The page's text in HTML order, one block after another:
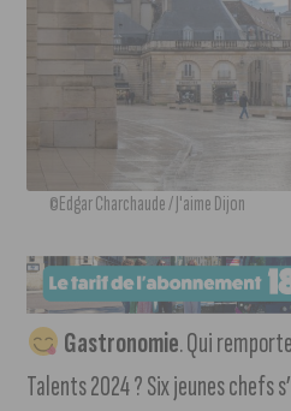
©Edgar Charchaude / J'aime Dijon
Gastronomie. Qui
Talents 2024 ? Six jeunes chefs